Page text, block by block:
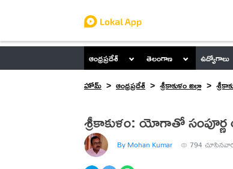
ఆంధ్రప్రదేశ్ తెలంగాణ ఉద్యోగాలు
హోమ్
ఆంధ్రప్రదేశ్ శ్రీకాకుళం జిల్లా
శ్రీకాకుళం: యోగాతో
By Mohan Kumar 794